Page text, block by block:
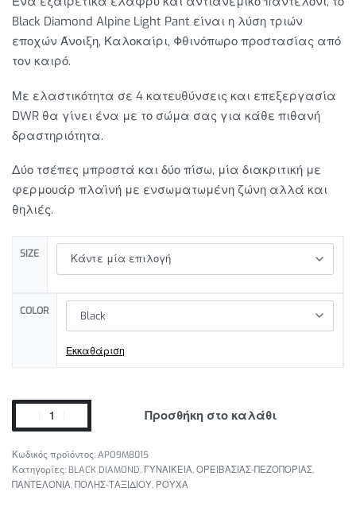
Black Diamond Alpine Light Pant είναι η λύση τριών
εποχών Άνοιξη, Καλοκαίρι, Φθινόπωρο προστασίας από
τον καιρό.
Με ελαστικότητα σε 4 κατευθύνσεις και επεξεργασία
DWR θα γίνει ένα με το σώμα σας για κάθε πιθανή
δραστηριότητα.
Δύο τσέπες μπροστά και δύο πίσω, μία διακριτική με
φερμουάρ πλαϊνή με ενσωματωμένη ζώνη αλλά και
θηλιές.
SIZE
COLOR
Εκκαθάριση
Προσθήκη στο καλάθι
APO9M8015
Κατηγορίες: BLACK DIAMOND, ΓΥΝΑΙΚΕΙΑ, ΟΡΕΙΒΑΣΙΑΣ-ΠΕΖΟΠΟΡΙΑΣ,
ΠΑΝΤΕΛΟΝΙΑ, ΠΟΛΗΣ-ΤΑΞΙΔΙΟΥ, ΡΟΥΧΑ